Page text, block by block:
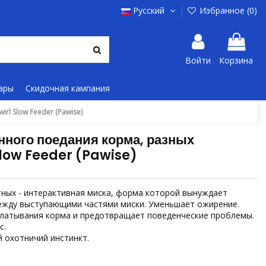
Русский Избранное (0)
Войти Корзина
Скидочная кампания
Slow Feeder (Pawise)
поедания корма, разных
Feeder (Pawise)
- интерактивная миска, форма которой вынуждает
выступающими частями миски. Уменьшает ожирение.
корма и предотвращает поведенческие проблемы.
охотничий инстинкт.